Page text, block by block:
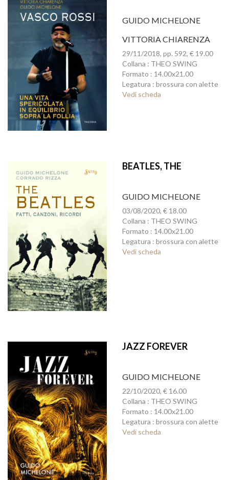
GUIDO MICHELONE
VITTORIA CHIARENZA
29/11/2018, pp. 592, € 19.00
Collana : THEO SWING
Formato : 14.00x21.00
Legatura : brossura con alette
Vedi scheda
BEATLES, THE
GUIDO MICHELONE
03/08/2020, € 18.00
Collana : THEO SWING
Formato : 14.00x21.00
Legatura : brossura con alette
Vedi scheda
JAZZ FOREVER
GUIDO MICHELONE
22/10/2020, € 16.00
Collana : THEO SWING
Formato : 14.00x21.00
Legatura : brossura con alette
Vedi scheda